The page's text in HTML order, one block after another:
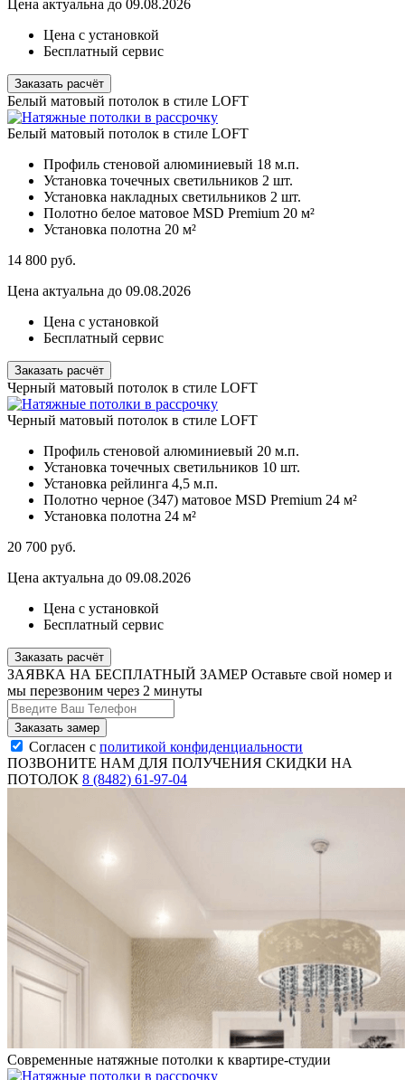
Цена актуальна до 09.08.2026
Цена с установкой
Бесплатный сервис
Заказать расчёт
Белый матовый потолок в стиле LOFT
Белый матовый потолок в стиле LOFT
Профиль стеновой алюминиевый 18 м.п.
Установка точечных светильников 2 шт.
Установка накладных светильников 2 шт.
Полотно белое матовое MSD Premium 20 м²
Установка полотна 20 м²
14 800 руб.
Цена актуальна до 09.08.2026
Цена с установкой
Бесплатный сервис
Заказать расчёт
Черный матовый потолок в стиле LOFT
Черный матовый потолок в стиле LOFT
Профиль стеновой алюминиевый 20 м.п.
Установка точечных светильников 10 шт.
Установка рейлинга 4,5 м.п.
Полотно черное (347) матовое MSD Premium 24 м²
Установка полотна 24 м²
20 700 руб.
Цена актуальна до 09.08.2026
Цена с установкой
Бесплатный сервис
Заказать расчёт
ЗАЯВКА НА БЕСПЛАТНЫЙ ЗАМЕР Оставьте свой номер и
мы перезвоним через 2 минуты
Согласен с политикой конфиденциальности
ПОЗВОНИТЕ НАМ ДЛЯ ПОЛУЧЕНИЯ СКИДКИ НА
ПОТОЛОК 8 (8482) 61-97-04
Современные натяжные потолки к квартире-студии